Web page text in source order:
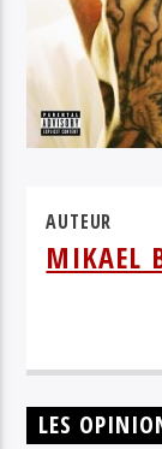
AUTEUR
MIKAEL
LES